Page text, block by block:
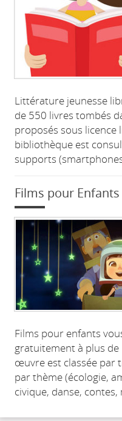
Littérature jeunesse
de 550 livres tombés
proposés sous licence
bibliothèque est
supports
Films pour Enfants
Films pour enfants
gratuitement à plus
œuvre est classée par
par thème (écologie,
civique, danse,